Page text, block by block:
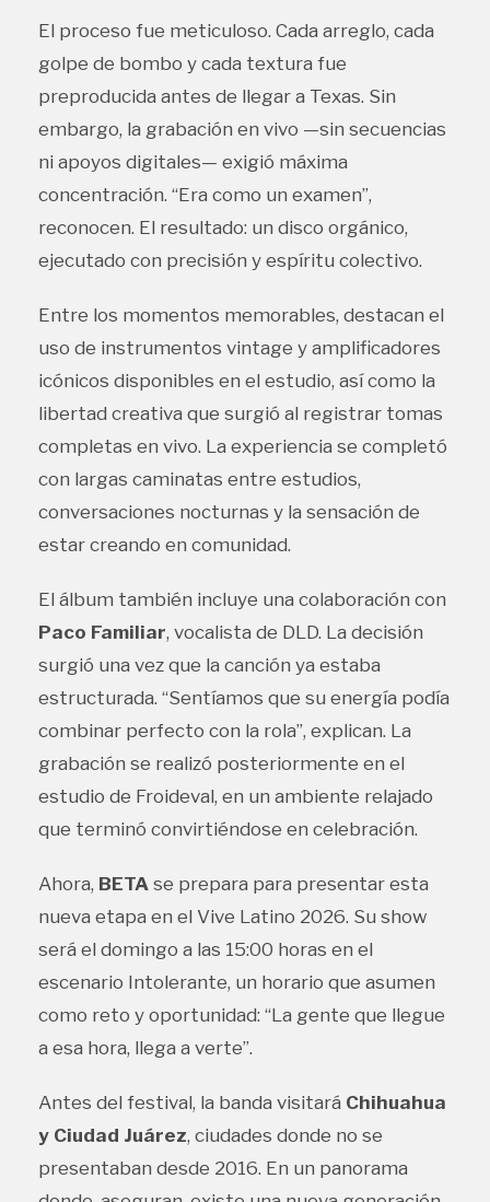
El proceso fue meticuloso. Cada arreglo, cada
golpe de bombo y cada textura fue
preproducida antes de llegar a Texas. Sin
embargo, la grabación en vivo —sin secuencias
ni apoyos digitales— exigió máxima
concentración. “Era como un examen”,
reconocen. El resultado: un disco orgánico,
ejecutado con precisión y espíritu colectivo.
Entre los momentos memorables, destacan el
uso de instrumentos vintage y amplificadores
icónicos disponibles en el estudio, así como la
libertad creativa que surgió al registrar tomas
completas en vivo. La experiencia se completó
con largas caminatas entre estudios,
conversaciones nocturnas y la sensación de
estar creando en comunidad.
El álbum también incluye una colaboración con
Paco Familiar, vocalista de DLD. La decisión
surgió una vez que la canción ya estaba
estructurada. “Sentíamos que su energía podía
combinar perfecto con la rola”, explican. La
grabación se realizó posteriormente en el
estudio de Froideval, en un ambiente relajado
que terminó convirtiéndose en celebración.
Ahora, BETA se prepara para presentar esta
nueva etapa en el Vive Latino 2026. Su show
será el domingo a las 15:00 horas en el
escenario Intolerante, un horario que asumen
como reto y oportunidad: “La gente que llegue
a esa hora, llega a verte”.
Antes del festival, la banda visitará Chihuahua
y Ciudad Juárez, ciudades donde no se
presentaban desde 2016. En un panorama